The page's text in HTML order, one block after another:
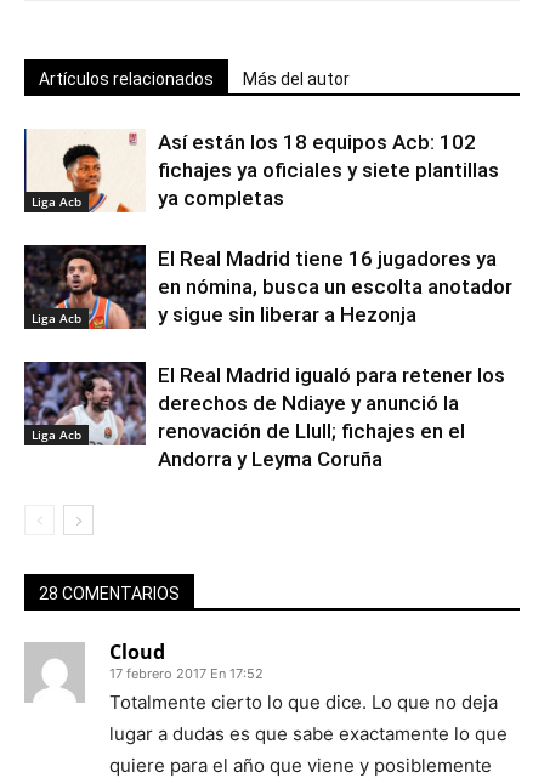
Artículos relacionados Más del autor
Liga Acb
Así están los 18 equipos Acb: 102
fichajes ya oficiales y siete plantillas
ya completas
Liga Acb
El Real Madrid tiene 16 jugadores ya
en nómina, busca un escolta anotador
y sigue sin liberar a Hezonja
Liga Acb
El Real Madrid igualó para retener los
derechos de Ndiaye y anunció la
renovación de Llull; fichajes en el
Andorra y Leyma Coruña
28 COMENTARIOS
Cloud
17 febrero 2017 En 17:52
Totalmente cierto lo que dice. Lo que no deja
lugar a dudas es que sabe exactamente lo que
quiere para el año que viene y posiblemente